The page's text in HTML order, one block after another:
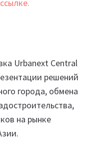
ссылке.
Urbanext Central
решений
города, обмена
на рынке